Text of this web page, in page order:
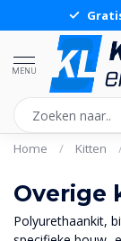
MENU
Home / Kitten
Overige
Polyurethaankit,